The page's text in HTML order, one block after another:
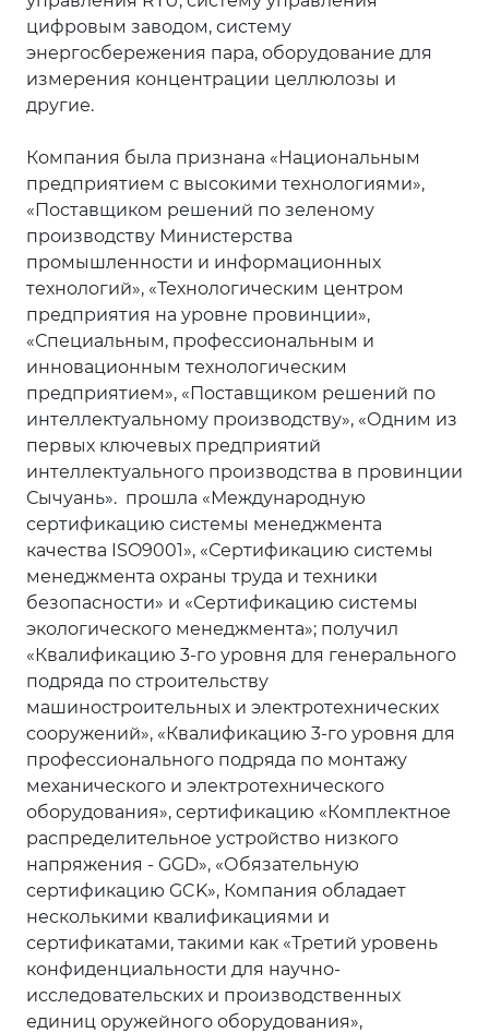
цифровым заводом, систему
энергосбережения пара, оборудование для
измерения концентрации целлюлозы и
другие.
Компания была признана «Национальным
предприятием с высокими технологиями»,
«Поставщиком решений по зеленому
производству Министерства
промышленности и информационных
технологий», «Технологическим центром
предприятия на уровне провинции»,
«Специальным, профессиональным и
инновационным технологическим
предприятием», «Поставщиком решений по
интеллектуальному производству», «Одним из
первых ключевых предприятий
интеллектуального производства в провинции
Сычуань». прошла «Международную
сертификацию системы менеджмента
качества ISO9001», «Сертификацию системы
менеджмента охраны труда и техники
безопасности» и «Сертификацию системы
экологического менеджмента»; получил
«Квалификацию 3-го уровня для генерального
подряда по строительству
машиностроительных и электротехнических
сооружений», «Квалификацию 3-го уровня для
профессионального подряда по монтажу
механического и электротехнического
оборудования», сертификацию «Комплектное
распределительное устройство низкого
напряжения - GGD», «Обязательную
сертификацию GCK», Компания обладает
несколькими квалификациями и
сертификатами, такими как «Третий уровень
конфиденциальности для научно-
исследовательских и производственных
единиц оружейного оборудования»,